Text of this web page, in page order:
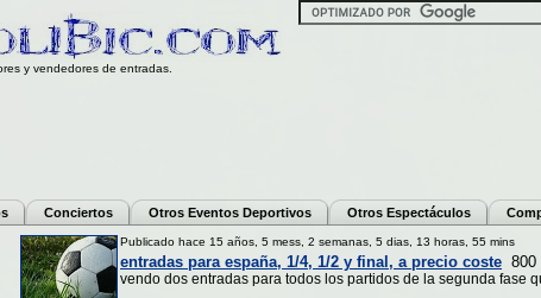
y vendedores de entradas.
Conciertos Otros Eventos Deportivos Otros Espectáculos
Publicado hace 15 años, 5 mess, 2 semanas, 5 dias, 13 horas, 55 mins
entradas para españa, 1/4, 1/2 y final, a precio coste 800
vendo dos entradas para todos los partidos de la segunda fase